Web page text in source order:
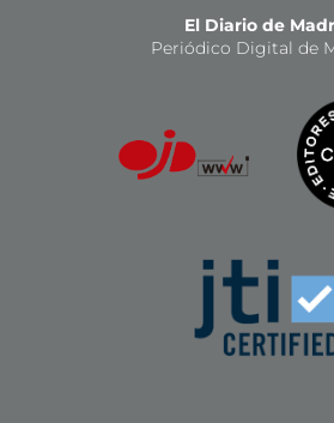
El Diario de
Periódico Digital de